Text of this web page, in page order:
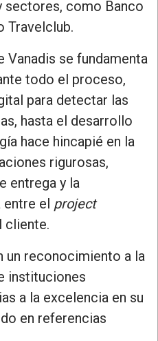
sectores, como Banco
Travelclub.
Vanadis se fundamenta
todo el proceso,
para detectar las
hasta el desarrollo
hace hincapié en la
rigurosas,
entrega y la
entre el project
cliente.
un reconocimiento a la
instituciones
a la excelencia en su
en referencias